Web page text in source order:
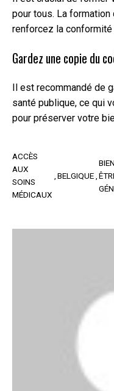
pour tous. La
renforcez la conformité
Gardez une copie du
Il est recommandé
santé publique, ce qui
pour préserver votre
ACCÈS
AUX
SOINS
MÉDICAUX
BELGIQUE